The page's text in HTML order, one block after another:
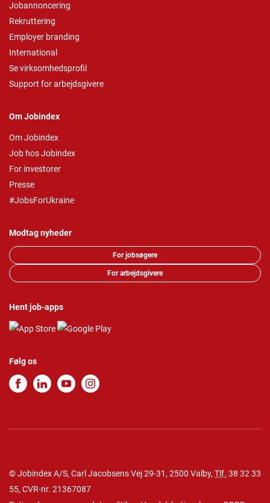
Jobannoncering
Rekruttering
Employer branding
International
Se virksomhedsprofil
Support for arbejdsgivere
Om Jobindex
Om Jobindex
Job hos Jobindex
For investorer
Presse
#JobsForUkraine
Modtag nyheder
For jobsøgere
For arbejdsgivere
Hent job-apps
Følg os
© Jobindex A/S, Carl Jacobsens Vej 29-31, 2500 Valby, Tlf. 38 32 33
55, CVR-nr. 21367087